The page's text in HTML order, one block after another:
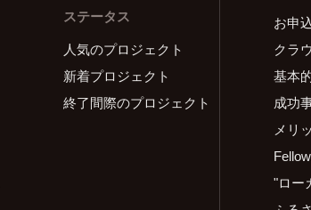
ステータス
人気のプロジェクト
新着プロジェクト
終了間際のプロジェクト
お申
クラ
基本
成功
メリ
"ロー